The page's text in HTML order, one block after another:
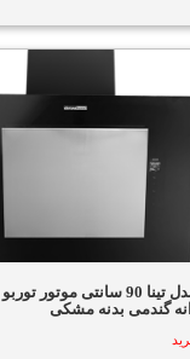
هود درسا مدل تینا 90 سانتی موتور توربو
گندمی بدنه مشکی